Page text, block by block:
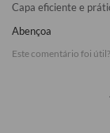
Capa eficiente e
Abençoa
Este comentário foi útil?